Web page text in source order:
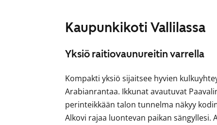
Kaupunkikoti Vallilassa
Yksiö raitiovaunureitin varrella
Kompakti yksiö sijaitsee hyvien
Arabianrantaa. Ikkunat avautuvat
perinteikkään talon tunnelma näkyy
Alkovi rajaa luontevan paikan